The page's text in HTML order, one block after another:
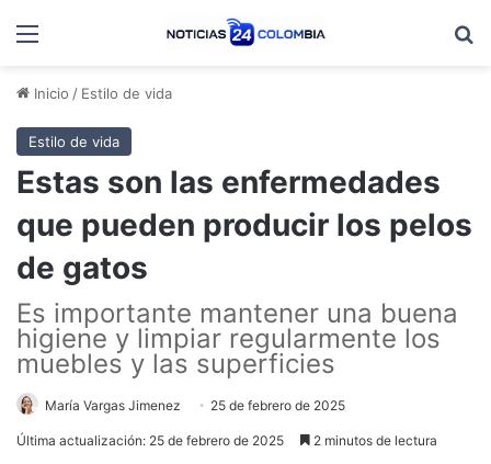
Menú
Inicio / Estilo de vida
Estilo de vida
Estas son las enfermedades
que pueden producir los pelos
de gatos
Es importante mantener una buena
higiene y limpiar regularmente los
muebles y las superficies
María Vargas Jimenez 25 de febrero de 2025
Última actualización: 25 de febrero de 2025 2 minutos de lectura